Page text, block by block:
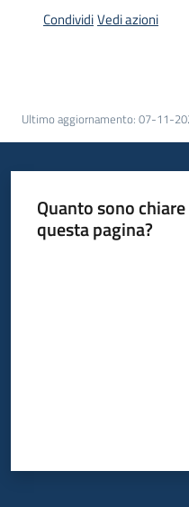
Servizi
bandi
Piani
progetti
su
CondividiVedi azioni
Ultimo aggiornamento: 07-11-
Quanto sono
questa pagina?